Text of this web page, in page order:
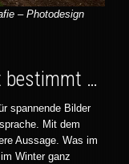
– Photodesign
bestimmt …
spannende Bilder
Mit dem
Aussage. Was im
Winter ganz